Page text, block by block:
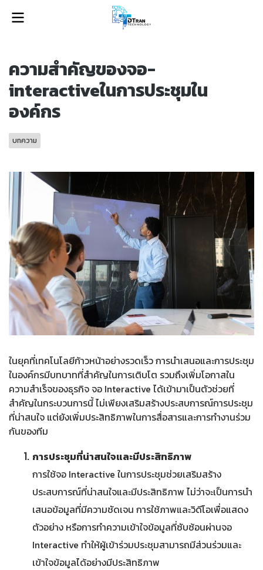
ความสำคัญของจอ-
interactiveในการประชุมใน
องค์กร
บทความ
ในยุคที่เทคโนโลยีก้าวหน้าอย่างรวดเร็ว การนำเสนอและการประชุม
ในองค์กรมีบทบาทที่สำคัญในการเติบโต รวมถึงเพิ่มโอกาสใน
ความสำเร็จของธุรกิจ จอ Interactive ได้เข้ามาเป็นตัวช่วยที่
สำคัญในกระบวนการนี้ ไม่เพียงเสริมสร้างประสบการณ์การประชุม
ที่น่าสนใจ แต่ยังเพิ่มประสิทธิภาพในการสื่อสารและการทำงานร่วม
กันของทีม
การประชุมที่น่าสนใจและมีประสิทธิภาพ
การใช้จอ Interactive ในการประชุมช่วยเสริมสร้าง
ประสบการณ์ที่น่าสนใจและมีประสิทธิภาพ ไม่ว่าจะเป็นการนำ
เสนอข้อมูลที่มีความชัดเจน การใช้ภาพและวิดีโอเพื่อแสดง
ตัวอย่าง หรือการทำความเข้าใจข้อมูลที่ซับซ้อนผ่านจอ
Interactive ทำให้ผู้เข้าร่วมประชุมสามารถมีส่วนร่วมและ
เข้าใจข้อมูลได้อย่างมีประสิทธิภาพ